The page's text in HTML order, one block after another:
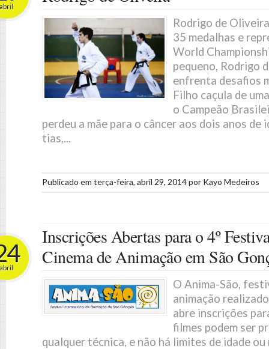
abril
Rodrigo de
35 medalhas e
World
pequeno, Rodrigo
enfrenta desafios
Filho caçula de
o Campeão
perdeu a mãe para o câncer aos dois anos de
tias,...
Publicado em terça-feira, abril 29, 2014por Kayo Medeiros
Inscrições Abertas para o 4º
Cinema de Animação em São
abril
O Anima-São,
animação
abre inscrições
filmes podem ser
qualquer técnica, e não há limites de idade ou